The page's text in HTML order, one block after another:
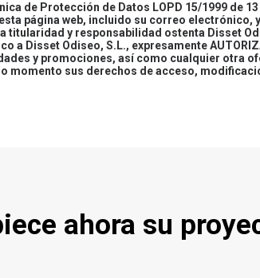
de Protección de Datos LOPD 15/1999
página web, incluido su correo
y responsabilidad ostenta Disset
Disset Odiseo, S.L., expresamente
y promociones, así como cualquier otra
sus derechos de acceso,
ahora su